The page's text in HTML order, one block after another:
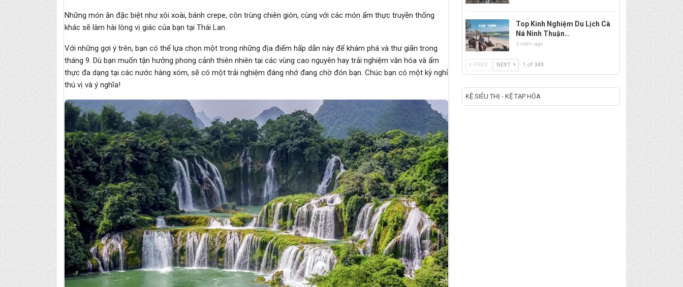
Những món ăn đặc biệt như xôi xoài, bánh crepe, côn trùng chiên giòn, cùng với các món ẩm thực truyền thống
khác sẽ làm hài lòng vị giác của bạn tại Thái Lan.
Với những gợi ý trên, bạn có thể lựa chọn một trong những địa điểm hấp dẫn này để khám phá và thư giãn trong
tháng 9. Dù bạn muốn tận hưởng phong cảnh thiên nhiên tại các vùng cao nguyên hay trải nghiệm văn hóa và ẩm
thực đa dạng tại các nước hàng xóm, sẽ có một trải nghiệm đáng nhớ đang chờ đón bạn. Chúc bạn có một kỳ nghỉ
thú vị và ý nghĩa!
Top Kinh Nghiệm Du Lịch Cà
Ná Ninh Thuận…
3 năm ago
PREV NEXT 1 of 349
KỆ SIÊU THỊ - KỆ TẠP HÓA